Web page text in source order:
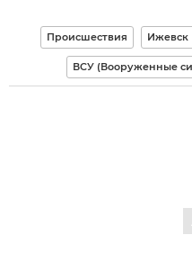
Происшествия Ижевск
ВСУ (Вооруженные